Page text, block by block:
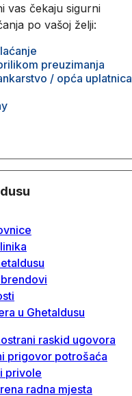
vas čekaju sigurni
po vašoj želji:
preuzimanja
/ opća uplatnica
u Ghetaldusu
raskid ugovora
prigovor potrošaća
privole
radna mjesta